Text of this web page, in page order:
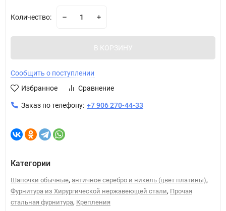
Количество:
В КОРЗИНУ
Сообщить о поступлении
Избранное
Сравнение
Заказ по телефону: +7 906 270-44-33
Категории
Шапочки обычные, античное серебро и никель (цвет платины),
Фурнитура из Хирургической нержавеющей стали, Прочая
стальная фурнитура, Крепления